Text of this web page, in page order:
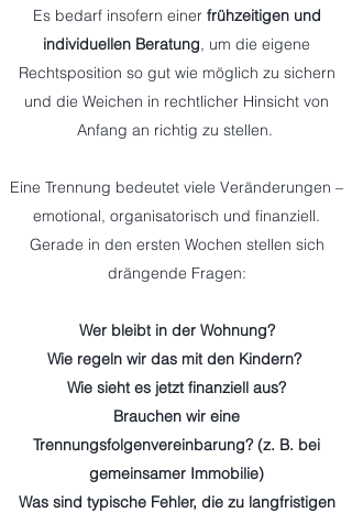
Es bedarf insofern einer frühzeitigen und
individuellen Beratung, um die eigene
Rechtsposition so gut wie möglich zu sichern
und die Weichen in rechtlicher Hinsicht von
Anfang an richtig zu stellen.
Eine Trennung bedeutet viele Veränderungen –
emotional, organisatorisch und finanziell.
Gerade in den ersten Wochen stellen sich
drängende Fragen:
Wer bleibt in der Wohnung?
Wie regeln wir das mit den Kindern?
Wie sieht es jetzt finanziell aus?
Brauchen wir eine
Trennungsfolgenvereinbarung? (z. B. bei
gemeinsamer Immobilie)
Was sind typische Fehler, die zu langfristigen